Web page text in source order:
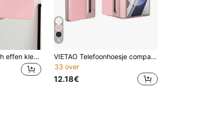
1 stuk, minimalistisch effen kleur, gespleten ontwerp, huidgevoel, lichtgewicht & slanke pasvorm, ingebouwde magneet, magnetische absorptie van het scharnier, compatibel met draadloos opladen, allesomvattende & scharnierbescherming, schokbestendig, anti-val, anti-slip, anti-kras, duurzaam, gemakkelijk vast te houden, precieze uitsparingen, opvouwbare smartphone beschermhoes, compatibel met Samsung Galaxy Z Flip7, Z FE, Z Flip 6, Z Flip 5
6
VIETAO Telefoonhoesje compatibel met Galaxy Z Fold6 met ingebouwde S Pen scharnierbescherming schermbeschermer ultradun schokbestendig hoesje compatibel met Samsung Z Fold 8 Ultra 7 6 5 4
33 over
12.18€